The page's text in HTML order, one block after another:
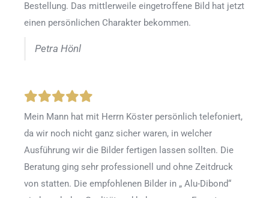
Bestellung. Das mittlerweile eingetroffene Bild hat jetzt
einen persönlichen Charakter bekommen.
Petra Hönl
Mein Mann hat mit Herrn Köster persönlich telefoniert,
da wir noch nicht ganz sicher waren, in welcher
Ausführung wir die Bilder fertigen lassen sollten. Die
Beratung ging sehr professionell und ohne Zeitdruck
von statten. Die empfohlenen Bilder in „ Alu-Dibond“